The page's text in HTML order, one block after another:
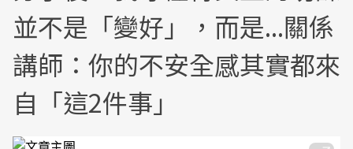
並不是「變好」，而是...關係
講師：你的不安全感其實都來
自「這2件事」